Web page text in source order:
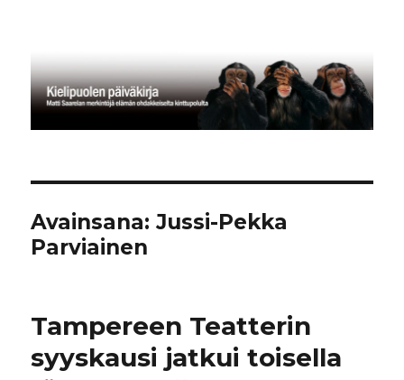
Avainsana:Jussi-Pekka
Parviainen
Tampereen Teatterin
syyskausi jatkui toisella